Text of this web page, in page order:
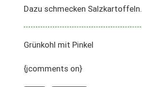
Dazu schmecken Salzkartoffeln.
Grünkohl mit Pinkel
{jcomments on}